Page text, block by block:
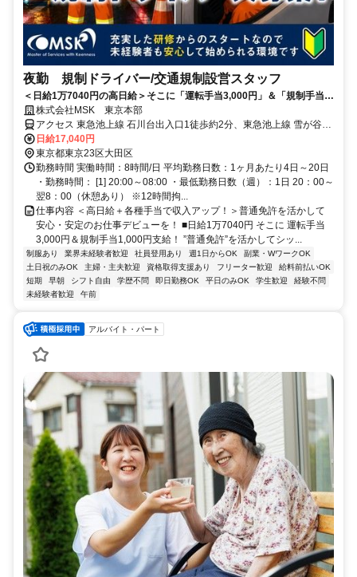
夜勤 規制ドライバー/交通規制設営スタッフ
＜日給1万7040円の高日給＞そこに「運転手当3,000円」＆「規制手当
1,000円支給」⇒【日収2万040円】可能！夜勤なので効率良く稼げるお
仕事です。また、普通免許を活かすことも可能！未経験からでもしっか
り稼げる、交通規制の設営・撤去を行う規制ドライバー募集！
株式会社MSK 東京本部
アクセス 東急池上線 石川台出入口1徒歩約2分、東急池上線 雪が谷大
塚西口徒歩約9分、東急池上線 洗足池徒歩約10分 石川台駅からスグ
※現場への直行直帰OK
日給17,040円
東京都東京23区大田区
勤務時間 実働時間：8時間/日 平均勤務日数：1ヶ月あたり4日～20日
・勤務時間： [1] 20:00～08:00 ・最低勤務日数（週）：1日 20：00～
翌8：00（休憩あり） ※12時間拘...
仕事内容 ＜高日給＋各種手当で収入アップ！＞普通免許を活かして
安心・安定のお仕事デビューを！ ■日給1万7040円 そこに 運転手当
3,000円＆規制手当1,000円支給！ ”普通免許”を活かしてシッ...
制服あり 業界未経験者歓迎 社員登用あり 週1日からOK
副業・WワークOK
土日祝のみOK
主婦・主夫歓迎 資格取得支援あり フリーター歓迎
給料前払いOK
短期
早朝 シフト自由 学歴不問 即日勤務OK 平日のみOK 学生歓迎
経験不問
未経験者歓迎
午前
アルバイト・パート